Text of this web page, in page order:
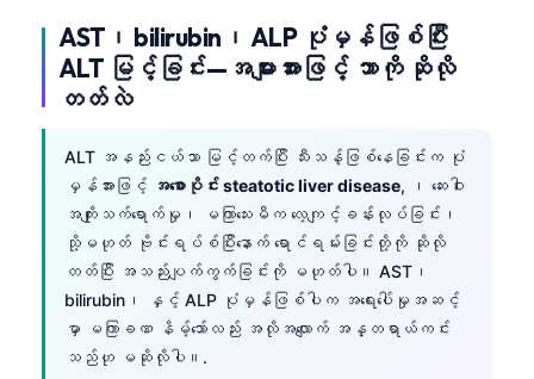
AST၊ bilirubin၊ ALP ပုံမှန်ဖြစ်ပြီး
ALT မြင့်ခြင်း—အများအားဖြင့် ဘာကို ဆိုလို
တတ်လဲ
ALT အနည်းငယ်သာ မြင့်တက်ပြီး သီးသန့်ဖြစ်နေခြင်းက ပုံ
မှန်အားဖြင့် အစောပိုင်း steatotic liver disease, ၊ ဆေးဝါး
အကျိုးသက်ရောက်မှု၊ မကြာသေးမီက လေ့ကျင့်ခန်းလုပ်ခြင်း၊
သို့မဟုတ် ဗိုင်းရပ်စ်ပြီးနောက် ရောင်ရမ်းခြင်းတို့ကို ဆိုလို
တတ်ပြီး အသည်းပျက်ကွက်ခြင်းကို မဟုတ်ပါ။ AST၊
bilirubin၊ နှင့် ALP ပုံမှန်ဖြစ်ပါက အရေးပေါ်မှုအဆင့်
မှာ မကြာခဏ နိမ့်သော်လည်း အလိုအလျောက် အန္တရာယ်ကင်း
သည်ဟု မဆိုလိုပါ။.